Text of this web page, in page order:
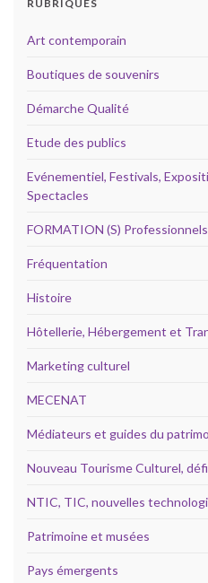
RUBRIQUES
Art contemporain
Boutiques de souvenirs
Démarche Qualité
Etude des publics
Evénementiel, Festivals,
Spectacles
FORMATION (S)
Fréquentation
Histoire
Hôtellerie, Hébergement et
Marketing culturel
MECENAT
Médiateurs et guides du
Nouveau Tourisme Culturel,
NTIC, TIC, nouvelles
Patrimoine et musées
Pays émergents